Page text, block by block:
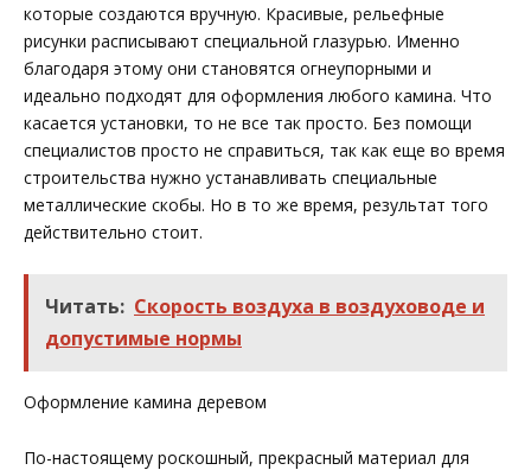
которые создаются вручную. Красивые, рельефные
рисунки расписывают специальной глазурью. Именно
благодаря этому они становятся огнеупорными и
идеально подходят для оформления любого камина. Что
касается установки, то не все так просто. Без помощи
специалистов просто не справиться, так как еще во время
строительства нужно устанавливать специальные
металлические скобы. Но в то же время, результат того
действительно стоит.
Читать: Скорость воздуха в воздуховоде и
допустимые нормы
Оформление камина деревом
По-настоящему роскошный, прекрасный материал для